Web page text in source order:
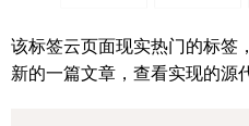
该标签云页面现实热门的标签
新的一篇文章，查看实现的源